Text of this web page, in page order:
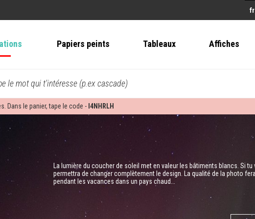
fr
Papiers peints Tableaux Affiches
le mot qui t'intéresse (p.ex cascade)
Dans le panier, tape le code - I4NHRLH
La lumière du coucher de soleil met en valeur les bâtiments blancs. Si
permettra de changer complètement le design. La qualité de la photo
pendant les vacances dans un pays chaud...